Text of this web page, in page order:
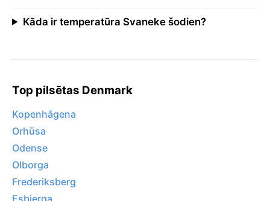
Kāda ir temperatūra Svaneke šodien?
Top pilsētas Denmark
Kopenhāgena
Orhūsa
Odense
Olborga
Frederiksberg